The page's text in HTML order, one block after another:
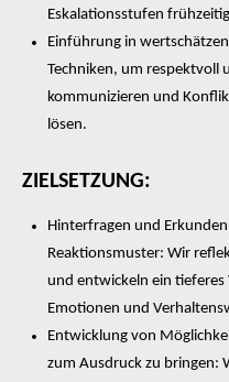
Eskalationsstufen
Einführung in
Techniken, um respektvoll
kommunizieren und
lösen.
ZIELSETZUNG:
Hinterfragen und
Reaktionsmuster: Wir
und entwickeln ein tieferes
Emotionen und
Entwicklung von
zum Ausdruck zu bringen: